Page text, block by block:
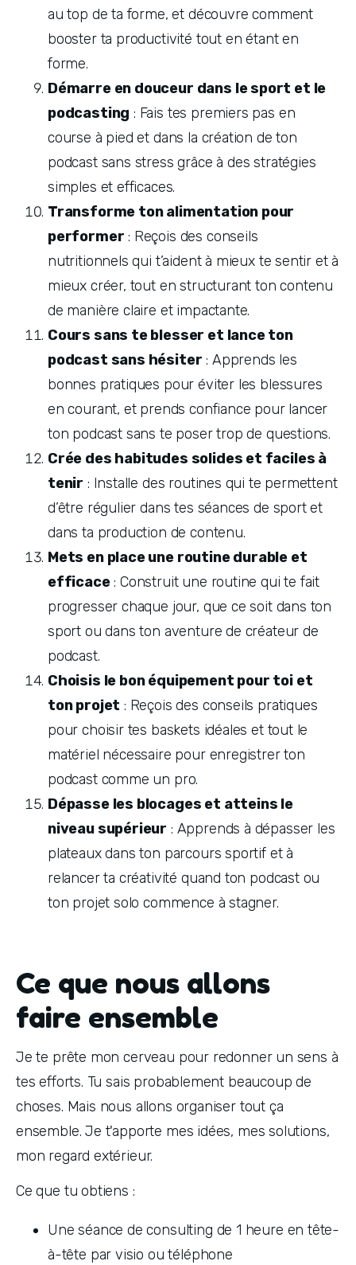
au top de ta forme, et découvre comment
booster ta productivité tout en étant en
forme.
Démarre en douceur dans le sport et le
podcasting : Fais tes premiers pas en
course à pied et dans la création de ton
podcast sans stress grâce à des stratégies
simples et efficaces.
Transforme ton alimentation pour
performer : Reçois des conseils
nutritionnels qui t’aident à mieux te sentir et à
mieux créer, tout en structurant ton contenu
de manière claire et impactante.
Cours sans te blesser et lance ton
podcast sans hésiter : Apprends les
bonnes pratiques pour éviter les blessures
en courant, et prends confiance pour lancer
ton podcast sans te poser trop de questions.
Crée des habitudes solides et faciles à
tenir : Installe des routines qui te permettent
d’être régulier dans tes séances de sport et
dans ta production de contenu.
Mets en place une routine durable et
efficace : Construit une routine qui te fait
progresser chaque jour, que ce soit dans ton
sport ou dans ton aventure de créateur de
podcast.
Choisis le bon équipement pour toi et
ton projet : Reçois des conseils pratiques
pour choisir tes baskets idéales et tout le
matériel nécessaire pour enregistrer ton
podcast comme un pro.
Dépasse les blocages et atteins le
niveau supérieur : Apprends à dépasser les
plateaux dans ton parcours sportif et à
relancer ta créativité quand ton podcast ou
ton projet solo commence à stagner.
Ce que nous allons
faire ensemble
Je te prête mon cerveau pour redonner un sens à
tes efforts. Tu sais probablement beaucoup de
choses. Mais nous allons organiser tout ça
ensemble. Je t'apporte mes idées, mes solutions,
mon regard extérieur.
Ce que tu obtiens :
Une séance de consulting de 1 heure en tête-
à-tête par visio ou téléphone